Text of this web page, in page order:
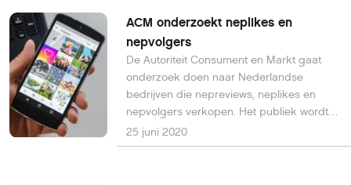
ACM onderzoekt neplikes en
nepvolgers
De Autoriteit Consument en Markt gaat
onderzoek doen naar Nederlandse
bedrijven die nepreviews, neplikes en
nepvolgers verkopen. Het publiek wordt
hierdoor misleid en dat schaadt het
vertrouwen in internet, zegt de ACM.
25 juni 2020